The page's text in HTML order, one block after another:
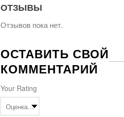
ОТЗЫВЫ
Отзывов пока нет.
ОСТАВИТЬ СВОЙ
КОММЕНТАРИЙ
Your Rating